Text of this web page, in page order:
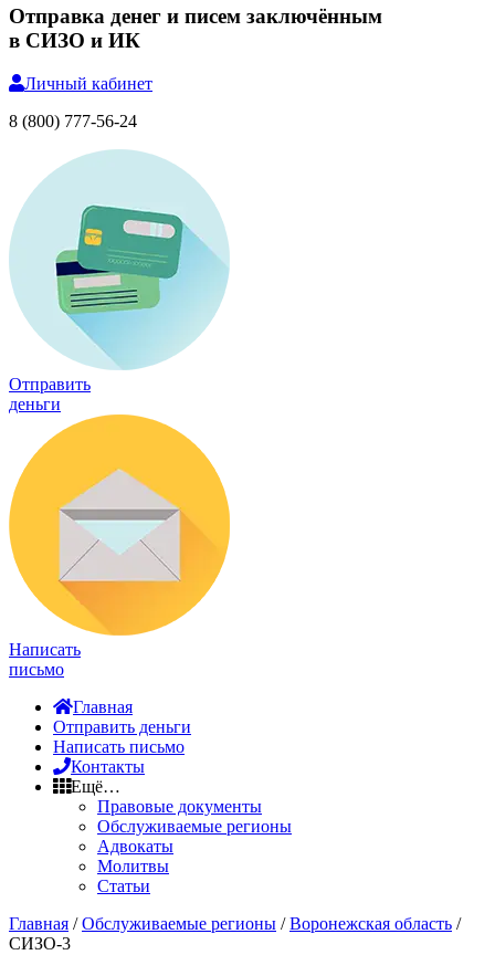
Отправка денег и писем заключённым
в СИЗО и ИК
Личный кабинет
8 (800) 777-56-24
Отправить
деньги
Написать
письмо
Главная
Отправить деньги
Написать письмо
Контакты
Ещё…
Правовые документы
Обслуживаемые регионы
Адвокаты
Молитвы
Статьи
Главная /Обслуживаемые регионы /Воронежская область /
СИЗО-3